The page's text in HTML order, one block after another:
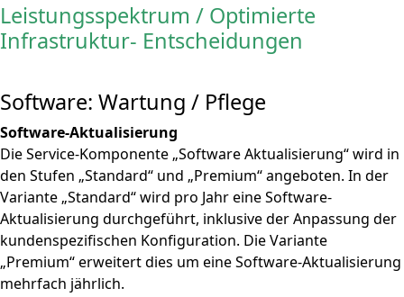
Leistungsspektrum / Optimierte
Infrastruktur- Entscheidungen
Software: Wartung / Pflege
Software-Aktualisierung
Die Service-Komponente „Software Aktualisierung“ wird in
den Stufen „Standard“ und „Premium“ angeboten. In der
Variante „Standard“ wird pro Jahr eine Software-
Aktualisierung durchgeführt, inklusive der Anpassung der
kundenspezifischen Konfiguration. Die Variante
„Premium“ erweitert dies um eine Software-Aktualisierung
mehrfach jährlich.